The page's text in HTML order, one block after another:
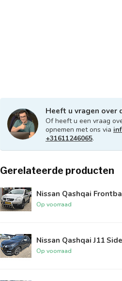
Heeft u vragen over
Of heeft u een vraag
opnemen met ons via
+31611246065.
Gerelateerde producten
Nissan Qashqai
Op voorraad
Nissan Qashqai J11
Op voorraad